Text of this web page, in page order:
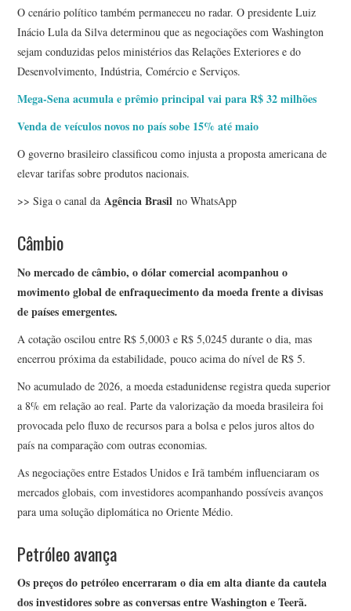
O cenário político também permaneceu no radar. O presidente Luiz
Inácio Lula da Silva determinou que as negociações com Washington
sejam conduzidas pelos ministérios das Relações Exteriores e do
Desenvolvimento, Indústria, Comércio e Serviços.
Mega-Sena acumula e prêmio principal vai para R$ 32 milhões
Venda de veículos novos no país sobe 15% até maio
O governo brasileiro classificou como injusta a proposta americana de
elevar tarifas sobre produtos nacionais.
>> Siga o canal daAgência Brasilno WhatsApp
Câmbio
No mercado de câmbio, o dólar comercial acompanhou o
movimento global de enfraquecimento da moeda frente a divisas
de países emergentes.
A cotação oscilou entre R$ 5,0003 e R$ 5,0245 durante o dia, mas
encerrou próxima da estabilidade, pouco acima do nível de R$ 5.
No acumulado de 2026, a moeda estadunidense registra queda superior
a 8% em relação ao real. Parte da valorização da moeda brasileira foi
provocada pelo fluxo de recursos para a bolsa e pelos juros altos do
país na comparação com outras economias.
As negociações entre Estados Unidos e Irã também influenciaram os
mercados globais, com investidores acompanhando possíveis avanços
para uma solução diplomática no Oriente Médio.
Petróleo avança
Os preços do petróleo encerraram o dia em alta diante da cautela
dos investidores sobre as conversas entre Washington e Teerã.